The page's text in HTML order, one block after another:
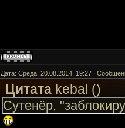
Дата: Среда, 20.08.2014, 19:27 |
Цитата kebal ()
Сутенёр,